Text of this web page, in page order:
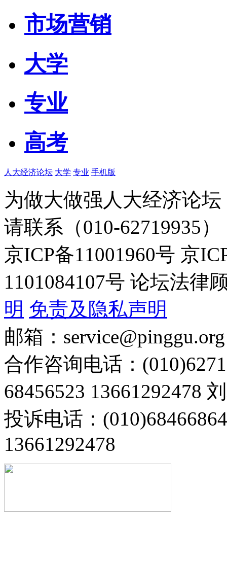
市场营销
大学
专业
高考
人大经济论坛 大学 专业 手机版
为做大做强人大经济论
请联系（010-62719935）
京ICP备11001960号 京
1101084107号 论坛法律
明 免责及隐私声明
邮箱：service@pinggu.org
合作咨询电话：
68456523 13661292478
投诉电话：
13661292478